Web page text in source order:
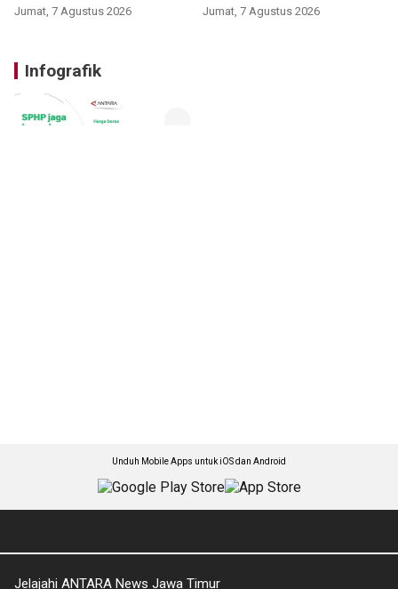
Jumat, 7 Agustus 2026 Jumat, 7 Agustus 2026
Infografik
Unduh Mobile Apps untuk iOS dan Android
Jelajahi ANTARA News Jawa Timur